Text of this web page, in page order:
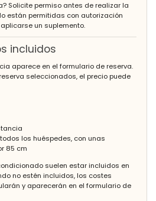
Solicite permiso antes de realizar la
están permitidas con autorización
un suplemento.
incluidos
aparece en el formulario de reserva.
seleccionados, el precio puede
los huéspedes, con unas
85 cm
suelen estar incluidos en
no estén incluidos, los costes
y aparecerán en el formulario de